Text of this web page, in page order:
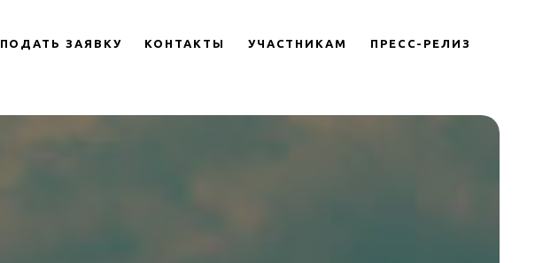
ПОДАТЬ ЗАЯВКУ КОНТАКТЫ УЧАСТНИКАМ ПРЕСС-РЕЛИЗ